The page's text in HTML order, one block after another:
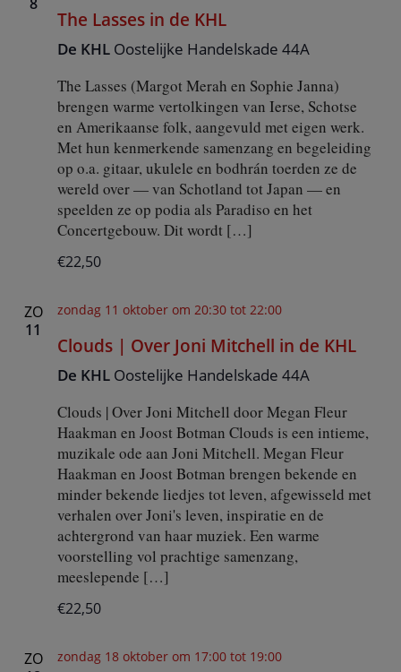
The Lasses in de KHL
De KHL Oostelijke Handelskade 44A
The Lasses (Margot Merah en Sophie Janna)
brengen warme vertolkingen van Ierse, Schotse
en Amerikaanse folk, aangevuld met eigen werk.
Met hun kenmerkende samenzang en begeleiding
op o.a. gitaar, ukulele en bodhrán toerden ze de
wereld over — van Schotland tot Japan — en
speelden ze op podia als Paradiso en het
Concertgebouw. Dit wordt […]
€22,50
ZO
11
Clouds | Over Joni Mitchell in de KHL
zondag 11 oktober om 20:30 tot 22:00
De KHL Oostelijke Handelskade 44A
Clouds | Over Joni Mitchell door Megan Fleur
Haakman en Joost Botman Clouds is een intieme,
muzikale ode aan Joni Mitchell. Megan Fleur
Haakman en Joost Botman brengen bekende en
minder bekende liedjes tot leven, afgewisseld met
verhalen over Joni's leven, inspiratie en de
achtergrond van haar muziek. Een warme
voorstelling vol prachtige samenzang,
meeslepende […]
€22,50
ZO
zondag 18 oktober om 17:00 tot 19:00